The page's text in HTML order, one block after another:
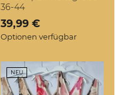
36-44
Verkaufspreis: 39,99 €
39,99 €
Optionen verfügbar
NEU